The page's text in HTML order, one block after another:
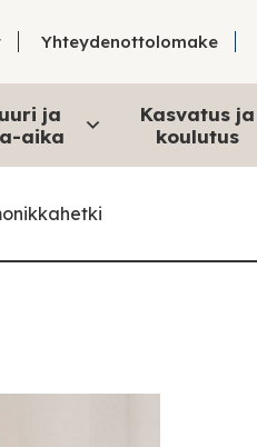
Yhteydenottolomake
ja
aika
Kasvatus ja
koulutus